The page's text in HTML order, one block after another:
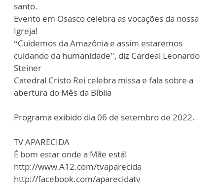
santo.
Evento em Osasco celebra as vocações da nossa
Igreja!
“Cuidemos da Amazônia e assim estaremos
cuidando da humanidade”, diz Cardeal Leonardo
Steiner
Catedral Cristo Rei celebra missa e fala sobre a
abertura do Mês da Bíblia
Programa exibido dia 06 de setembro de 2022.
TV APARECIDA
É bom estar onde a Mãe está!
http://www.A12.com/tvaparecida
http://facebook.com/aparecidatv